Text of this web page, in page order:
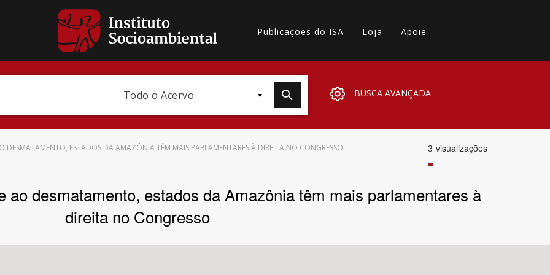
Publicações do ISA Loja Apoie
Todo o Acervo BUSCA AVANÇADA
ESTADOS DA AMAZÔNIA TÊM MAIS PARLAMENTARES À DIREITA NO CONGRESSO 3 visualizações
ao desmatamento, estados da Amazônia têm mais parlamentares à
direita no Congresso